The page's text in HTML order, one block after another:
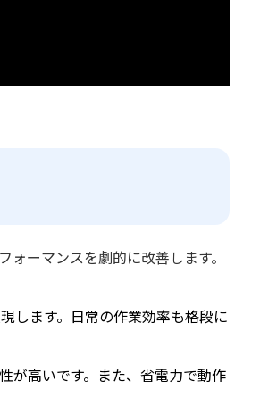
ーマンスを劇的に改善します。
します。日常の作業効率も格段に
が高いです。また、省電力で動作